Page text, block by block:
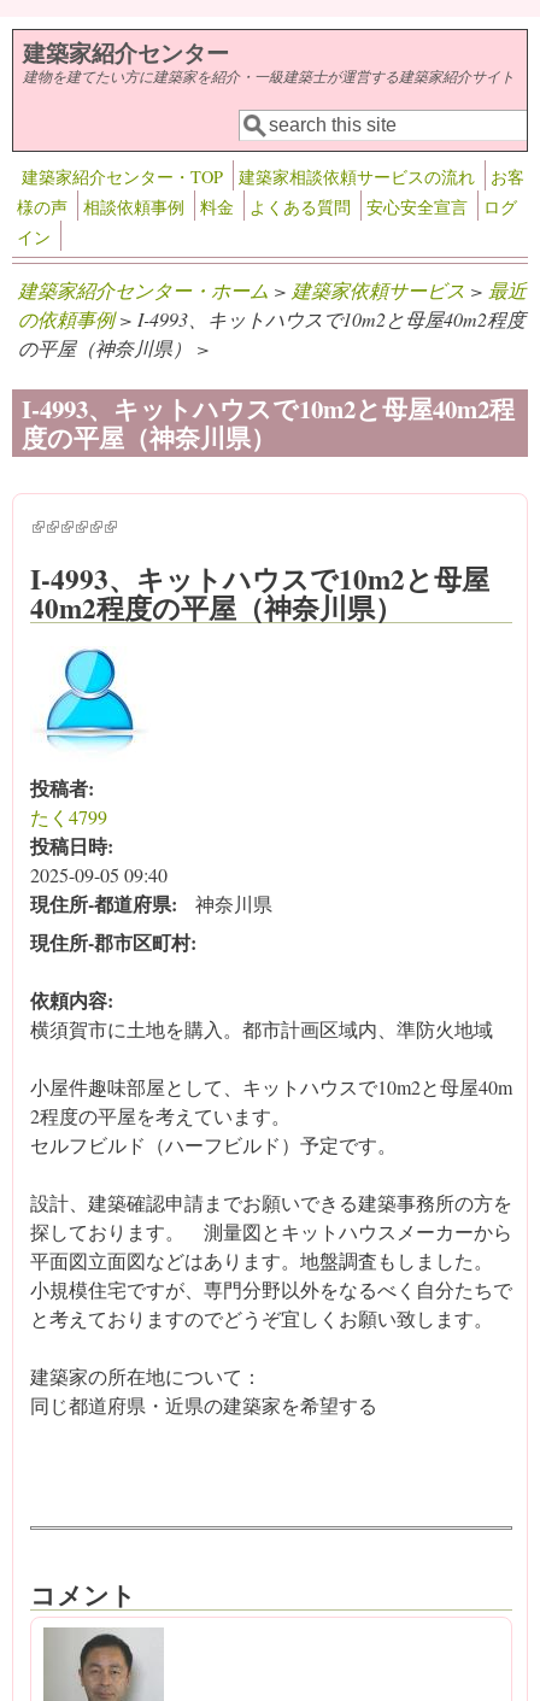
メインコンテンツに移動
建築家紹介センター
建物を建てたい方に建築家を紹介・一級建築士が運営する建築家紹介サイト
検索フォーム
検索
建築家紹介センター・TOP 建築家相談依頼サービスの流れ
お客
様の声
相談依頼事例 料金 よくある質問 安心安全宣言
ログ
イン
建築家紹介センター・ホーム > 建築家依頼サービス > 最近
の依頼事例> I-4993、キットハウスで10m2と母屋40m2程度
の平屋（神奈川県） >
I-4993、キットハウスで10m2と母屋40m2程
度の平屋（神奈川県）
(link is external)
(link is external)
(link is external)
(link is external)
(link is external)
(link is external)
I-4993、キットハウスで10m2と母屋
40m2程度の平屋（神奈川県）
投稿者:
たく4799
投稿日時:
2025-09-05 09:40
現住所‐都道府県: 神奈川県
現住所‐郡市区町村:
依頼内容:
横須賀市に土地を購入。都市計画区域内、準防火地域
小屋件趣味部屋として、キットハウスで10m2と母屋40m
2程度の平屋を考えています。
セルフビルド（ハーフビルド）予定です。
設計、建築確認申請までお願いできる建築事務所の方を
探しております。 測量図とキットハウスメーカーから
平面図立面図などはあります。地盤調査もしました。
小規模住宅ですが、専門分野以外をなるべく自分たちで
と考えておりますのでどうぞ宜しくお願い致します。
建築家の所在地について：
同じ都道府県・近県の建築家を希望する
コメント